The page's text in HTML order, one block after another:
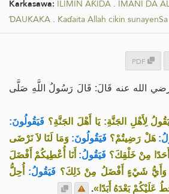
Karkasawa: ILIMIN AƘIDA . IMANI DA
ƊAUKAKA . Kaɗaita Allah cikin
PDF
الله عنه قَالَ: قَالَ رَسُولُ اللَّهِ صَلَّى
لِأَهْلِ الجَنَّةِ: يَا أَهْلَ الجَنَّةِ؟ فَيَقُولُونَ:
هَلْ رَضِيتُمْ؟ فَيَقُولُونَ: وَمَا لَنَا لاَ نَرْضَى
مِنْ خَلْقِكَ؟ فَيَقُولُ: أَنَا أُعْطِيكُمْ أَفْضَلَ
وَأَيُّ شَيْءٍ أَفْضَلُ مِنْ ذَلِكَ؟ فَيَقُولُ: أُحِلُّ
عَلَيْكُمْ بَعْدَهُ أَبَدًا».